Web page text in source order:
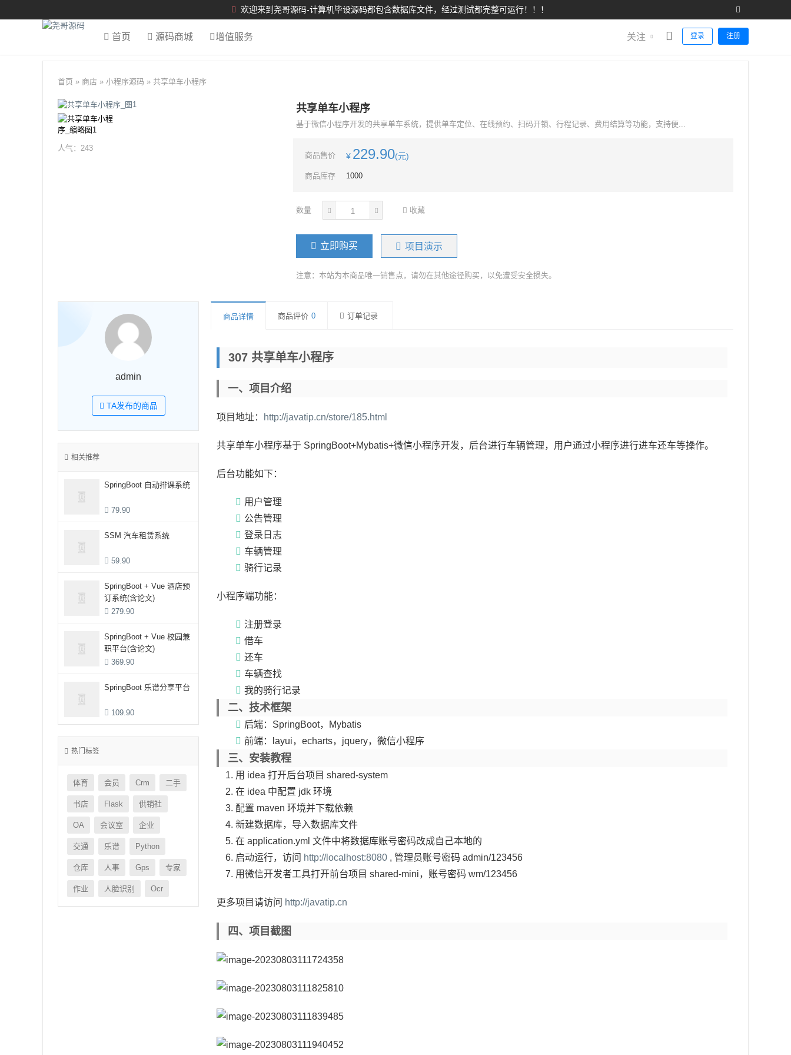
欢迎来到尧哥源码-计算机毕设源码都包含数据库文件，经过测试都完整可运行！！！
登录 注册
关注
首页 源码商城 增值服务
首页 » 商店 » 小程序源码 » 共享单车小程序
人气： 243
共享单车小程序
基于微信小程序开发的共享单车系统，提供单车定位、在线预约、扫码开锁、行程记录、费用结算等功能，支持便...
商品售价 ¥ 229.90(元)
商品库存 1000
数量 收藏
立即购买 项目演示
注意：本站为本商品唯一销售点，请勿在其他途径购买，以免遭受安全损失。
商品详情 商品评价 0 订单记录
307 共享单车小程序
一、项目介绍
项目地址： http://javatip.cn/store/185.html
共享单车小程序基于 SpringBoot+Mybatis+微信小程序开发，后台进行车辆管理，用户通过小程序进行进车还车等操作。
后台功能如下：
用户管理
公告管理
登录日志
车辆管理
骑行记录
小程序端功能：
注册登录
借车
还车
车辆查找
我的骑行记录
二、技术框架
后端：SpringBoot，Mybatis
前端：layui，echarts，jquery，微信小程序
三、安装教程
用 idea 打开后台项目 shared-system
在 idea 中配置 jdk 环境
配置 maven 环境并下载依赖
新建数据库，导入数据库文件
在 application.yml 文件中将数据库账号密码改成自己本地的
启动运行，访问 http://localhost:8080 , 管理员账号密码 admin/123456
用微信开发者工具打开前台项目 shared-mini，账号密码 wm/123456
更多项目请访问 http://javatip.cn
四、项目截图
admin
TA发布的商品
相关推荐
SpringBoot 自动排课系统
79.90
SSM 汽车租赁系统
59.90
SpringBoot + Vue 酒店预
订系统(含论文)
279.90
SpringBoot + Vue 校园兼
职平台(含论文)
369.90
SpringBoot 乐谱分享平台
109.90
热门标签
体育 会员 Crm 二手
书店 Flask 供销社
OA 会议室 企业
交通 乐谱 Python
仓库 人事 Gps 专家
作业 人脸识别 Ocr